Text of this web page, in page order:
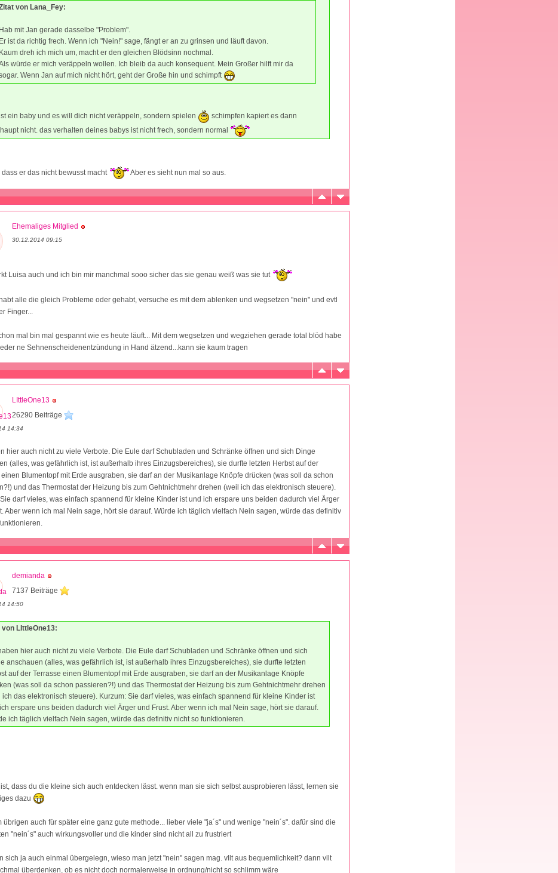
von Lana_Fey:
Hab mit Jan gerade dasselbe "Problem".
Er ist da richtig frech. Wenn ich "Nein!" sage, fängt er an zu grinsen und läuft davon.
Kaum dreh ich mich um, macht er den gleichen Blödsinn nochmal.
würde er mich veräppeln wollen. Ich bleib da auch konsequent. Mein Großer hilft mir da
Wenn Jan auf mich nicht hört, geht der Große hin und schimpft
ein baby und es will dich nicht veräppeln, sondern spielen
schimpfen kapiert es dann
nicht. das verhalten deines babys ist nicht frech, sondern normal
dass er das nicht bewusst macht Aber es sieht nun mal so aus.
Ehemaliges Mitglied
30.12.2014 09:15
Luisa auch und ich bin mir manchmal sooo sicher das sie genau weiß was sie tut
alle die gleich Probleme oder gehabt, versuche es mit dem ablenken und wegsetzen "nein" und evtl
Finger...
mal bin mal gespannt wie es heute läuft... Mit dem wegsetzen und wegziehen gerade total blöd habe
ne Sehnenscheidenentzündung in Hand ätzend...kann sie kaum tragen
LIttleOne13
26290 Beiträge
14:34
hier auch nicht zu viele Verbote. Die Eule darf Schubladen und Schränke öffnen und sich Dinge
(alles, was gefährlich ist, ist außerhalb ihres Einzugsbereiches), sie durfte letzten Herbst auf der
einen Blumentopf mit Erde ausgraben, sie darf an der Musikanlage Knöpfe drücken (was soll da schon
und das Thermostat der Heizung bis zum Gehtnichtmehr drehen (weil ich das elektronisch steuere).
darf vieles, was einfach spannend für kleine Kinder ist und ich erspare uns beiden dadurch viel Ärger
Aber wenn ich mal Nein sage, hört sie darauf. Würde ich täglich vielfach Nein sagen, würde das definitiv
demianda
7137 Beiträge
14:50
von LIttleOne13:
hier auch nicht zu viele Verbote. Die Eule darf Schubladen und Schränke öffnen und sich
anschauen (alles, was gefährlich ist, ist außerhalb ihres Einzugsbereiches), sie durfte letzten
auf der Terrasse einen Blumentopf mit Erde ausgraben, sie darf an der Musikanlage Knöpfe
(was soll da schon passieren?!) und das Thermostat der Heizung bis zum Gehtnichtmehr drehen
ich das elektronisch steuere). Kurzum: Sie darf vieles, was einfach spannend für kleine Kinder ist
erspare uns beiden dadurch viel Ärger und Frust. Aber wenn ich mal Nein sage, hört sie darauf.
ich täglich vielfach Nein sagen, würde das definitiv nicht so funktionieren.
dass du die kleine sich auch entdecken lässt. wenn man sie sich selbst ausprobieren lässt, lernen sie
dazu
übrigen auch für später eine ganz gute methode... lieber viele "ja´s" und wenige "nein´s". dafür sind die
"nein´s" auch wirkungsvoller und die kinder sind nicht all zu frustriert
sich ja auch einmal übergelegn, wieso man jetzt "nein" sagen mag. vllt aus bequemlichkeit? dann vllt
überdenken, ob es nicht doch normalerweise in ordnung/nicht so schlimm wäre